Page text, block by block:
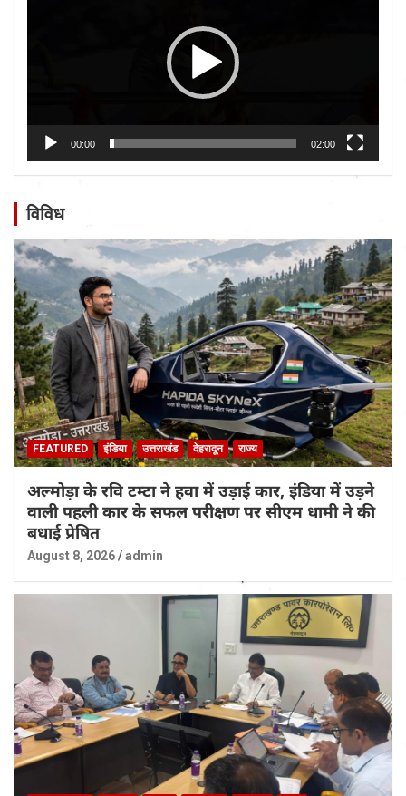
00:00 02:00
विविध
FEATURED इंडिया उत्तराखंड देहरादून राज्य
अल्मोड़ा के रवि टम्टा ने हवा में उड़ाई कार, इंडिया में उड़ने
वाली पहली कार के सफल परीक्षण पर सीएम धामी ने की
बधाई प्रेषित
August 8, 2026 admin